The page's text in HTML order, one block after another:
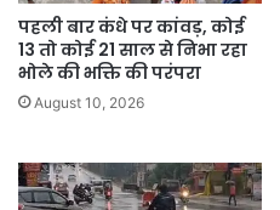
पहली बार कंधे पर कांवड़, कोई
13 तो कोई 21 साल से निभा रहा
भोले की भक्ति की परंपरा
August 10, 2026